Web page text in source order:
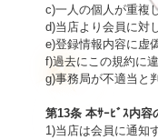
c)一人の個人が重複
d)当店より会員に対
e)登録情報内容に虚
f)過去にこの規約に
g)事務局が不適当と
第13条 本ｻｰﾋﾞｽ内容
1)当店は会員に通知